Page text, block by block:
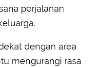
perjalanan
dengan area
mengurangi rasa